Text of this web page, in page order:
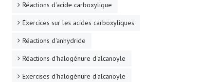
Réactions d'acide carboxylique
Exercices sur les acides carboxyliques
Réactions d'anhydride
Réactions d'halogénure d'alcanoyle
Exercises d'halogénure d'alcanoyle